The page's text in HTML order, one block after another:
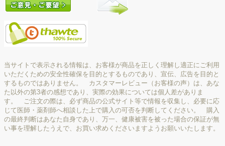
当サイトで表示される情報は、お客様が商品を正しく理解し適正にご利用
いただくための安全性確保を目的とするものであり、宣伝、広告を目的と
するものではありません。 カスタマーレビュー（お客様の声）は、あな
た以外の第3者の感想であり、実際の効果については個人差がありま
す。 ご注文の際は、必ず商品の公式サイト等で情報を収集し、必要に応
じて医師・薬剤師へ相談した上で購入の可否を判断してください。 購入
の最終判断はあなた自身であり、万一、健康被害を被った場合の保証が無
い事を理解したうえで、お買い求めくださいますようお願いいたします。